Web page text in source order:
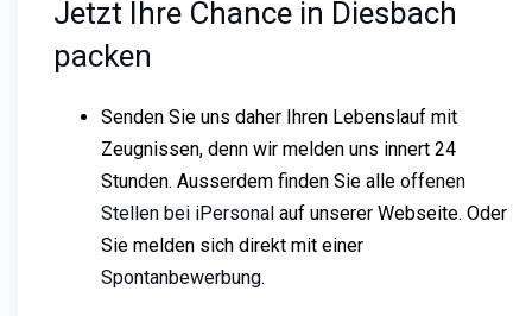
Jetzt Ihre Chance in Diesbach
packen
Senden Sie uns daher Ihren Lebenslauf mit
Zeugnissen, denn wir melden uns innert 24
Stunden. Ausserdem finden Sie alle offenen
Stellen bei iPersonal auf unserer Webseite. Oder
Sie melden sich direkt mit einer
Spontanbewerbung.